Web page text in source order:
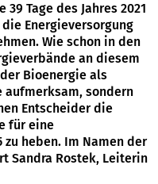
39 Tage des Jahres 2021
Energieversorgung
Wie schon in den
an diesem
Bioenergie als
aufmerksam, sondern
Entscheider die
für eine
heben. Im Namen der
Sandra Rostek, Leiterin